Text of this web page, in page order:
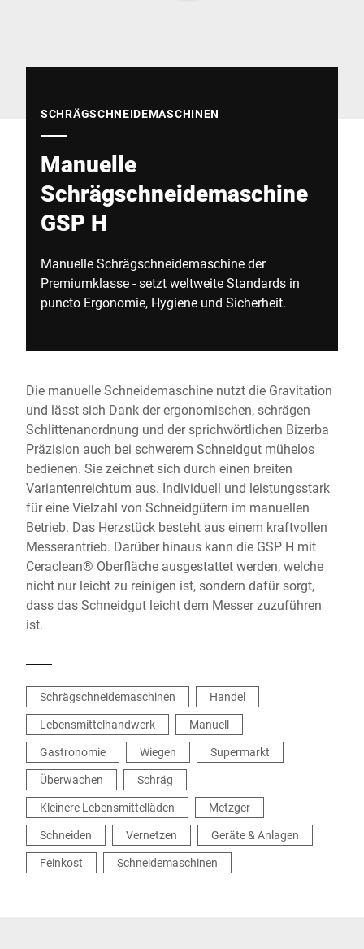
SCHRÄGSCHNEIDEMASCHINEN
Manuelle
Schrägschneidemaschine
GSP H
Manuelle Schrägschneidemaschine der
Premiumklasse - setzt weltweite Standards in
puncto Ergonomie, Hygiene und Sicherheit.
Die manuelle Schneidemaschine nutzt die Gravitation
und lässt sich Dank der ergonomischen, schrägen
Schlittenanordnung und der sprichwörtlichen Bizerba
Präzision auch bei schwerem Schneidgut mühelos
bedienen. Sie zeichnet sich durch einen breiten
Variantenreichtum aus. Individuell und leistungsstark
für eine Vielzahl von Schneidgütern im manuellen
Betrieb. Das Herzstück besteht aus einem kraftvollen
Messerantrieb. Darüber hinaus kann die GSP H mit
Ceraclean® Oberfläche ausgestattet werden, welche
nicht nur leicht zu reinigen ist, sondern dafür sorgt,
dass das Schneidgut leicht dem Messer zuzuführen
ist.
Schrägschneidemaschinen
Handel
Lebensmittelhandwerk
Manuell
Gastronomie
Wiegen
Supermarkt
Überwachen
Schräg
Kleinere Lebensmittelläden
Metzger
Schneiden
Vernetzen
Geräte & Anlagen
Feinkost
Schneidemaschinen